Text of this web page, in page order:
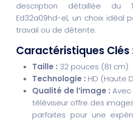
description détaillée du
Ed32a09hd-el, un choix idéal
travail ou de détente.
Caractéristiques Clés
Taille : 32 pouces (81 cm)
Technologie : HD (Haute
Qualité de l’image : Avec
téléviseur offre des
parfaites pour une